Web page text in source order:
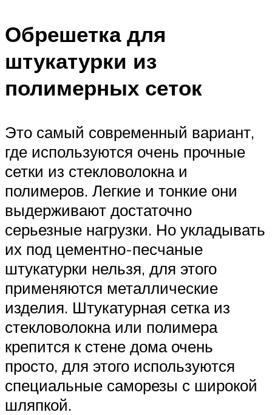
Обрешетка для
штукатурки из
полимерных сеток
Это самый современный вариант,
где используются очень прочные
сетки из стекловолокна и
полимеров. Легкие и тонкие они
выдерживают достаточно
серьезные нагрузки. Но укладывать
их под цементно-песчаные
штукатурки нельзя, для этого
применяются металлические
изделия. Штукатурная сетка из
стекловолокна или полимера
крепится к стене дома очень
просто, для этого используются
специальные саморезы с широкой
шляпкой.